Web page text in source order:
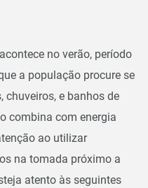
no verão, período
a população procure se
chuveiros, e banhos de
combina com energia
ao utilizar
na tomada próximo a
atento às seguintes